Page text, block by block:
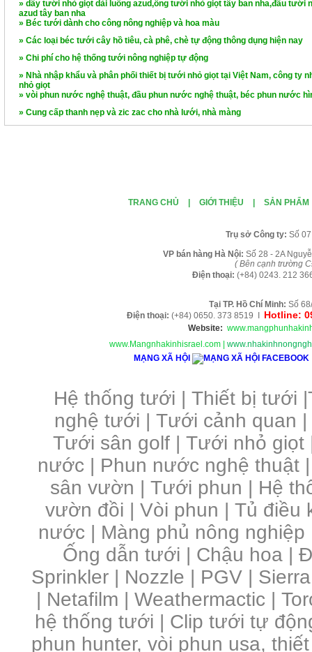
» dây tưới nhỏ giọt dải luống azud,ống tưới nhỏ giọt tây ban nha,đầu tưới
azud tây ban nha
» Béc tưới dành cho công nông nghiệp và hoa màu
» Các loại béc tưới cây hồ tiêu, cà phê, chè tự động thông dụng hiện nay
» Chi phí cho hệ thống tưới nông nghiệp tự động
» Nhà nhập khẩu và phân phối thiết bị tưới nhỏ giọt tại Việt Nam, công ty
nhỏ giọt
» vòi phun nước nghệ thuật, đầu phun nước nghệ thuật, béc phun nước
» Cung cấp thanh nẹp và zic zac cho nhà lưới, nhà màng
TRANG CHỦ GIỚI THIỆU SẢN PHẨM
Trụ sở Công ty: Số
VP bán hàng Hà Nội: Số 28 - 2A
( Bên cạnh trường
Điện thoại: (+84) 0243. 212
Tại TP. H ồ Chí Minh: Số
Điện thoại: (+84) 0650. 373 8519 I Hotline:
Website:
www.Mangnhakinhisrael.com
MẠNG XÃ HỘI
Hệ thống tưới | Thiết bị tưới |
nghệ tưới | Tưới cảnh quan |
Tưới sân golf |Tưới nhỏ giọt
nước | Phun nước nghệ thuật
sân vườn |Tưới phun | Hệ
vườn đồi | Vòi phun | Tủ điều
nước | Màng phủ nông
Ống dẫn tưới | Chậu hoa |
Sprinkler | Nozzle | PGV |
| Netafilm | Weathermactic |
hệ thống tưới | Clip tưới tự
phun hunter, vòi phun usa,